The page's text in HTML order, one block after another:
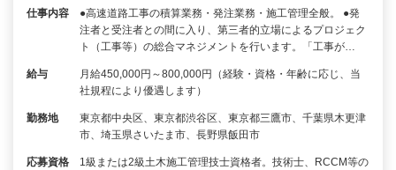
仕事内容
●高速道路工事の積算業務・発注業務・施工管理全般。 ●発
注者と受注者との間に入り、第三者的立場によるプロジェク
ト（工事等）の総合マネジメントを行います。「工事が…
給与
月給450,000円～800,000円（経験・資格・年齢に応じ、当
社規程により優遇します）
勤務地
東京都中央区、東京都渋谷区、東京都三鷹市、千葉県木更津
市、埼玉県さいたま市、長野県飯田市
応募資格
1級または2級土木施工管理技士資格者。技術士、RCCM等の